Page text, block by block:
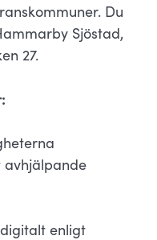
Du
Sjöstad,
27.
avhjälpande
enligt